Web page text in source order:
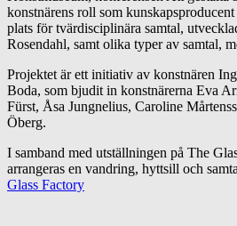
konstnärens roll som
plats för tvärdisciplinära samtal,
Rosendahl, samt olika typer av samtal,
Projektet är ett initiativ av konstnären
Boda, som bjudit in konstnärerna Eva
Fürst, Åsa Jungnelius, Caroline
Öberg.
I samband med utställningen på The
arrangeras en vandring, hyttsill och
Glass Factory